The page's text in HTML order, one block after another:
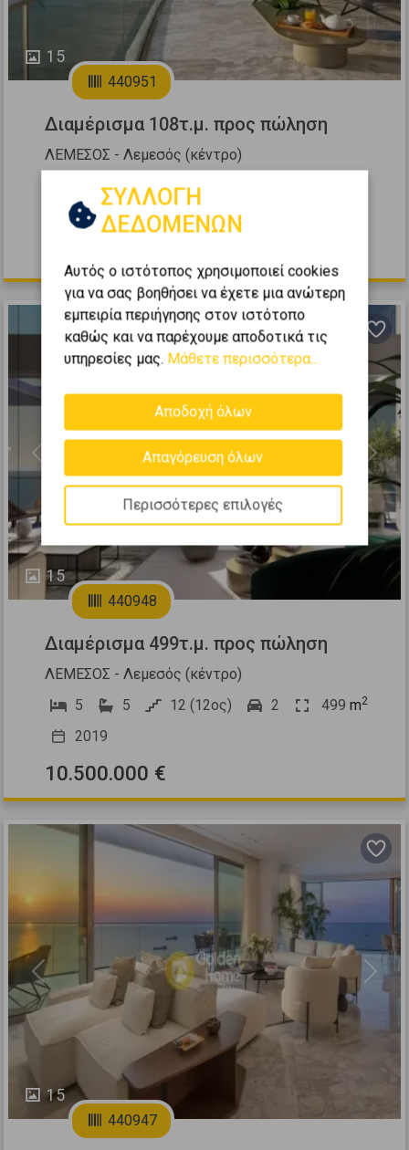
15
440951
Διαμέρισμα 108τ.μ. προς πώληση
ΛΕΜΕΣΟΣ - Λεμεσός (κέντρο)
2 12 (12ος)
2024
15
Previous Next
440948
Διαμέρισμα 499τ.μ. προς πώληση
ΛΕΜΕΣΟΣ - Λεμεσός (κέντρο)
5
5 12 (12ος) 2 499 m2
2019
10.500.000 €
15
Previous Next
440947
ΣΥΛΛΟΓΗ
ΔΕΔΟΜΕΝΩΝ
Αυτός ο ιστότοπος χρησιμοποιεί cookies
για να σας βοηθήσει να έχετε μια ανώτερη
εμπειρία περιήγησης στον ιστότοπο
καθώς και να παρέχουμε αποδοτικά τις
υπηρεσίες μας. Μάθετε περισσότερα...
Αποδοχή όλων
Απαγόρευση όλων
Περισσότερες επιλογές